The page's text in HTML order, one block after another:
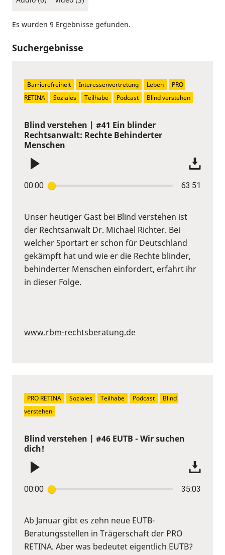
Es wurden 9 Ergebnisse gefunden.
Suchergebnisse
Blind verstehen | #41 Ein blinder
Rechtsanwalt: Rechte Behinderter
Menschen
00:00 63:51
Unser heutiger Gast bei Blind verstehen ist
der Rechtsanwalt Dr. Michael Richter. Bei
welcher Sportart er schon für Deutschland
gekämpft hat und wie er die Rechte blinder,
behinderter Menschen einfordert, erfahrt ihr
in dieser Folge.
www.rbm-rechtsberatung.de
Barrierefreiheit Interessenvertretung Leben
PRO
RETINA
Soziales Teilhabe Podcast Blind verstehen
Blind verstehen | #46 EUTB - Wir suchen
dich!
00:00 35:03
Ab Januar gibt es zehn neue EUTB-
Beratungsstellen in Trägerschaft der PRO
RETINA. Aber was bedeutet eigentlich EUTB?
PRO RETINA Soziales Teilhabe Podcast
Blind
verstehen